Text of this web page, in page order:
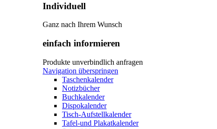
Individuell
Ganz nach Ihrem Wunsch
einfach informieren
Produkte unverbindlich anfragen
Navigation überspringen
Taschenkalender
Notizbücher
Buchkalender
Dispokalender
Tisch-Aufstellkalender
Tafel-und Plakatkalender